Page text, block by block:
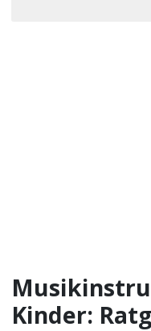
Kinder: